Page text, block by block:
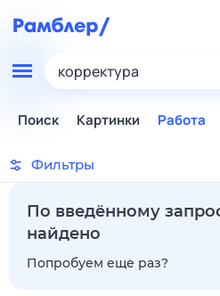
корректура
Поиск Картинки Работа
Фильтры
По введённому
найдено
Попробуем еще раз?